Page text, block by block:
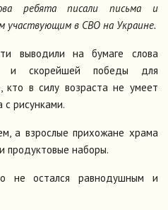
ребята писали письма и
участвующим в СВО на Украине.
выводили на бумаге слова
и скорейшей победы для
кто в силу возраста не умеет
с рисунками.
а взрослые прихожане храма
продуктовые наборы.
не остался равнодушным и